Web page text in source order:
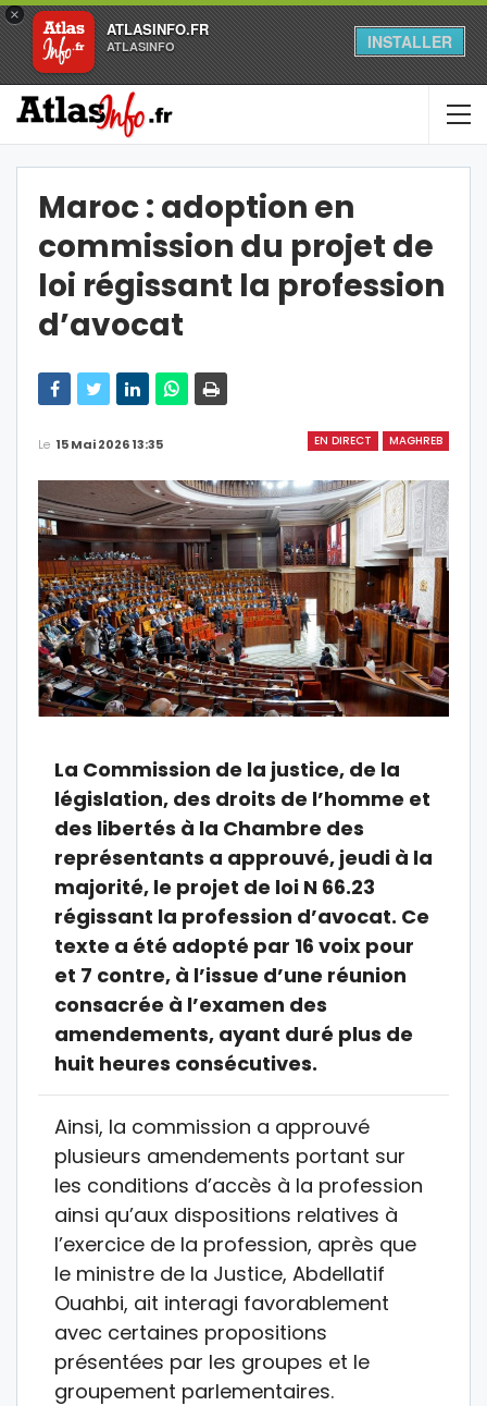
×
ATLASINFO.FR
ATLASINFO INSTALLER
Maroc : adoption en
commission du projet de
loi régissant la profession
d’avocat
EN DIRECT MAGHREB
Le 15 Mai 2026 13:35
La Commission de la justice, de la
législation, des droits de l’homme et
des libertés à la Chambre des
représentants a approuvé, jeudi à la
majorité, le projet de loi N 66.23
régissant la profession d’avocat. Ce
texte a été adopté par 16 voix pour
et 7 contre, à l’issue d’une réunion
consacrée à l’examen des
amendements, ayant duré plus de
huit heures consécutives.
Ainsi, la commission a approuvé
plusieurs amendements portant sur
les conditions d’accès à la profession
ainsi qu’aux dispositions relatives à
l’exercice de la profession, après que
le ministre de la Justice, Abdellatif
Ouahbi, ait interagi favorablement
avec certaines propositions
présentées par les groupes et le
groupement parlementaires.